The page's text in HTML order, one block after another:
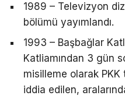
1989 – Televizyon
bölümü yayımlandı.
1993 – Başbağlar
Katliamından 3 gün
misilleme olarak PKK
iddia edilen,